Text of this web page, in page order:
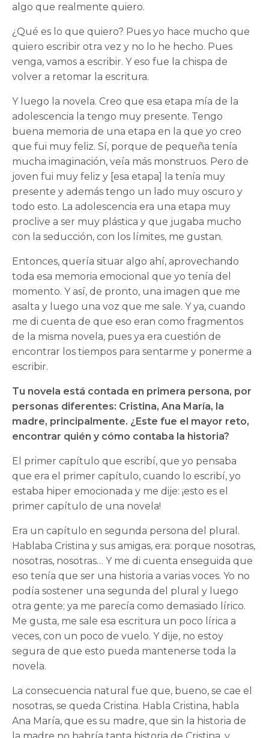
algo que realmente quiero.
¿Qué es lo que quiero? Pues yo hace mucho que
quiero escribir otra vez y no lo he hecho. Pues
venga, vamos a escribir. Y eso fue la chispa de
volver a retomar la escritura.
Y luego la novela. Creo que esa etapa mía de la
adolescencia la tengo muy presente. Tengo
buena memoria de una etapa en la que yo creo
que fui muy feliz. Sí, porque de pequeña tenía
mucha imaginación, veía más monstruos. Pero de
joven fui muy feliz y [esa etapa] la tenía muy
presente y además tengo un lado muy oscuro y
todo esto. La adolescencia era una etapa muy
proclive a ser muy plástica y que jugaba mucho
con la seducción, con los límites, me gustan.
Entonces, quería situar algo ahí, aprovechando
toda esa memoria emocional que yo tenía del
momento. Y así, de pronto, una imagen que me
asalta y luego una voz que me sale. Y ya, cuando
me di cuenta de que eso eran como fragmentos
de la misma novela, pues ya era cuestión de
encontrar los tiempos para sentarme y ponerme a
escribir.
Tu novela está contada en primera persona, por
personas diferentes: Cristina, Ana María, la
madre, principalmente. ¿Este fue el mayor reto,
encontrar quién y cómo contaba la historia?
El primer capítulo que escribí, que yo pensaba
que era el primer capítulo, cuando lo escribí, yo
estaba hiper emocionada y me dije: ¡esto es el
primer capítulo de una novela!
Era un capítulo en segunda persona del plural.
Hablaba Cristina y sus amigas, era: porque nosotras,
nosotras, nosotras… Y me di cuenta enseguida que
eso tenía que ser una historia a varias voces. Yo no
podía sostener una segunda del plural y luego
otra gente; ya me parecía como demasiado lírico.
Me gusta, me sale esa escritura un poco lírica a
veces, con un poco de vuelo. Y dije, no estoy
segura de que esto pueda mantenerse toda la
novela.
La consecuencia natural fue que, bueno, se cae el
nosotras, se queda Cristina. Habla Cristina, habla
Ana María, que es su madre, que sin la historia de